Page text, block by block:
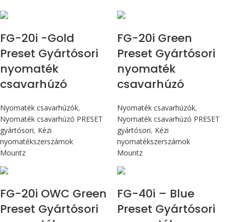
FG-20i -Gold
Preset Gyártósori
nyomaték
csavarhúzó
Nyomaték csavarhúzók,
Nyomaték csavarhúzó PRESET
gyártósori, Kézi
nyomatékszerszámok
Mountz
FG-20i Green
Preset Gyártósori
nyomaték
csavarhúzó
Nyomaték csavarhúzók,
Nyomaték csavarhúzó PRESET
gyártósori, Kézi
nyomatékszerszámok
Mountz
FG-20i OWC Green
Preset Gyártósori
FG-40i – Blue
Preset Gyártósori